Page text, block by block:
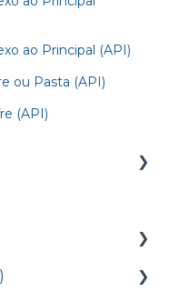
ao Principal (API)
ou Pasta (API)
(API)
o nosso